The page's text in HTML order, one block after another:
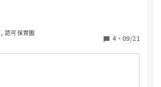
スにタブレットを配布して出欠情
配信・資料作成のサポート等を取
しながら、何を選択していくのか
ください。
認可保育園
4 ・ 09/21